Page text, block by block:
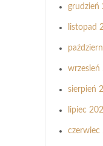
grudzień
listopad
wrzesień
sierpień
lipiec
czerwiec